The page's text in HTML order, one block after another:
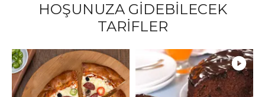
HOŞUNUZA GİDEBİLECEK
TARİFLER